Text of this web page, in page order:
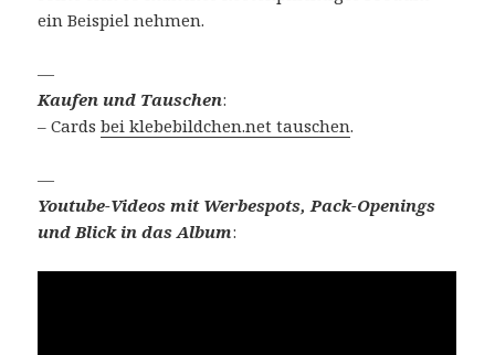
ein Beispiel nehmen.
—
Kaufen und Tauschen:
– Cardsbei klebebildchen.net tauschen.
—
Youtube-Videos mit Werbespots, Pack-Openings
und Blick in das Album: